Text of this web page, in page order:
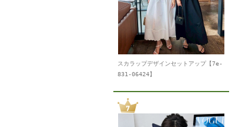
スカラップデザインセットアップ【7e-
831-06424】